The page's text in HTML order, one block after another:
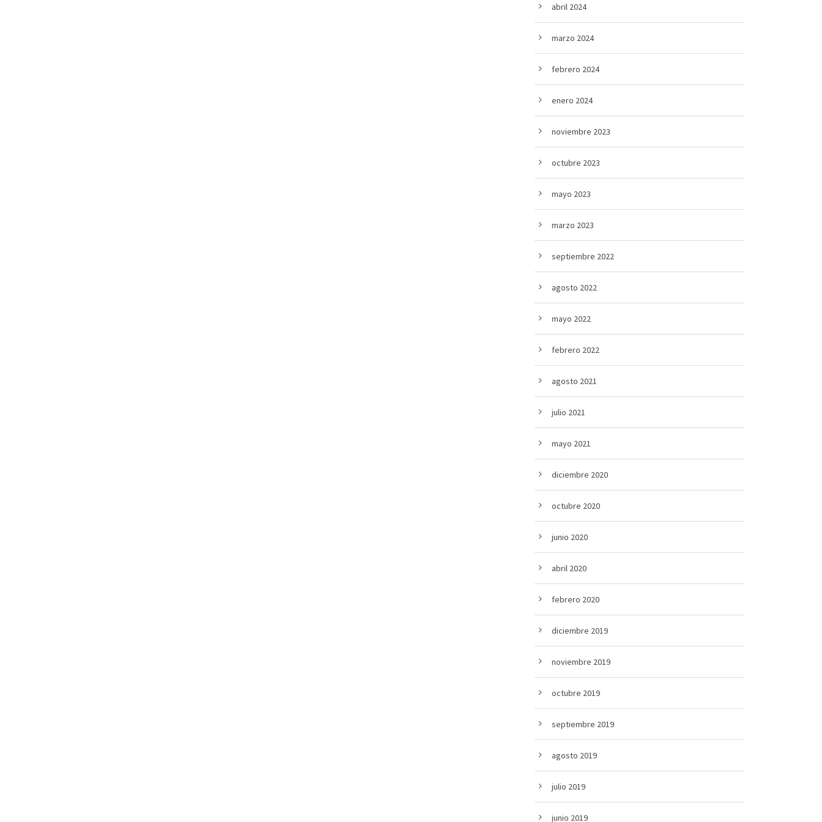
abril 2024
marzo 2024
febrero 2024
enero 2024
noviembre 2023
octubre 2023
mayo 2023
marzo 2023
septiembre 2022
agosto 2022
mayo 2022
febrero 2022
agosto 2021
julio 2021
mayo 2021
diciembre 2020
octubre 2020
junio 2020
abril 2020
febrero 2020
diciembre 2019
noviembre 2019
octubre 2019
septiembre 2019
agosto 2019
julio 2019
junio 2019